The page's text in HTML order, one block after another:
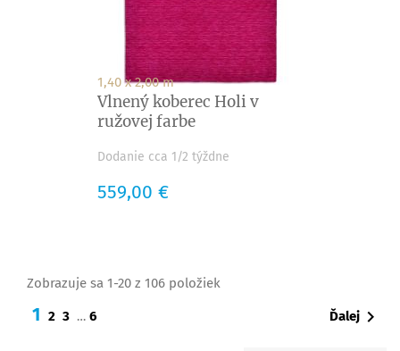
1,40 x 2,00 m
Vlnený koberec Holi v
ružovej farbe
Dodanie cca 1/2 týždne
Cena
559,00 €
Zobrazuje sa 1-20 z 106 položiek
1 2 3 … 6 Ďalej 